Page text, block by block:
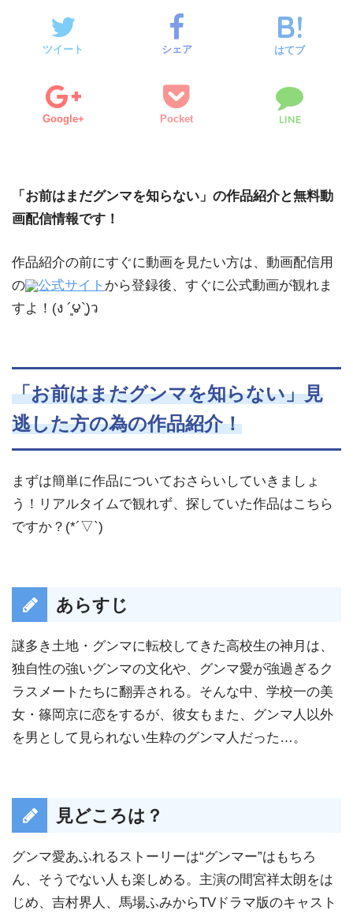
ツイート シェア はてブ
Google+ Pocket LINE
「お前はまだグンマを知らない」の作品紹介と無料動
画配信情報です！
作品紹介の前にすぐに動画を見たい方は、動画配信用
の
公式サイト から登録後、すぐに公式動画が観れま
すよ！(ง ´͈౪`͈)ว
「お前はまだグンマを知らない」見
逃した方の為の作品紹介！
まずは簡単に作品についておさらいしていきましょ
う！リアルタイムで観れず、探していた作品はこちら
ですか？(*´▽`)
あらすじ
謎多き土地・グンマに転校してきた高校生の神月は、
独自性の強いグンマの文化や、グンマ愛が強過ぎるク
ラスメートたちに翻弄される。そんな中、学校一の美
女・篠岡京に恋をするが、彼女もまた、グンマ人以外
を男として見られない生粋のグンマ人だった…。
見どころは？
グンマ愛あふれるストーリーは“グンマー”はもちろ
ん、そうでない人も楽しめる。主演の間宮祥太朗をは
じめ、吉村界人、馬場ふみからTVドラマ版のキャスト